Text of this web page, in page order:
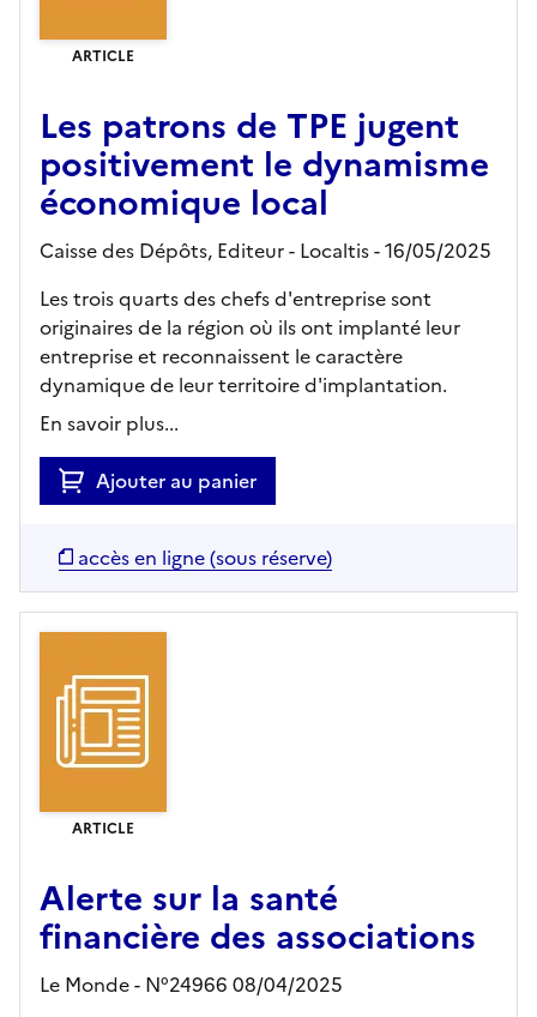
ARTICLE
Les patrons de TPE jugent
positivement le dynamisme
économique local
Caisse des Dépôts, Editeur- Localtis- 16/05/2025
Les trois quarts des chefs d'entreprise sont
originaires de la région où ils ont implanté leur
entreprise et reconnaissent le caractère
dynamique de leur territoire d'implantation.
En savoir plus...
Ajouter au panier
accès en ligne (sous réserve)
ARTICLE
Alerte sur la santé
financière des associations
Le Monde - N°24966 08/04/2025